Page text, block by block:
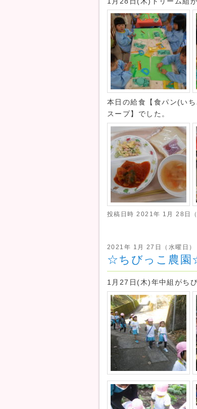
本日の給食【食パン(い
スープ】でした。
投稿日時2021年 1月 28日
2021年 1月 27日（水曜日）
☆ちびっこ農
1月27日(木)年中組がち